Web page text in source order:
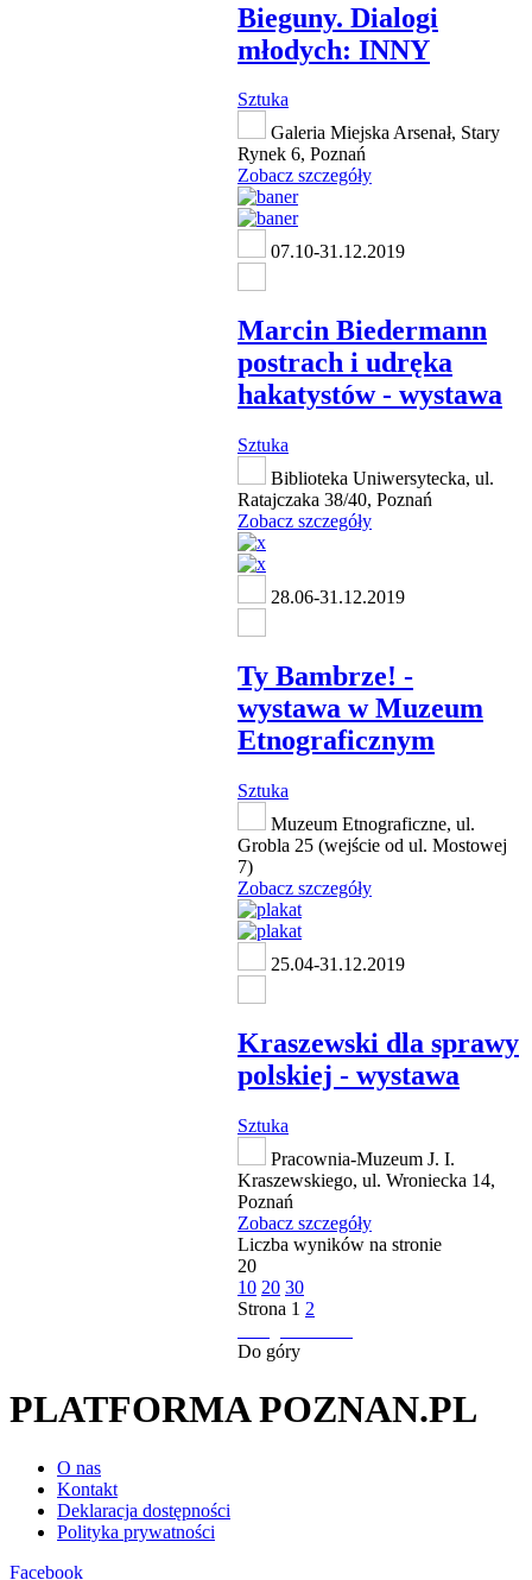
Bieguny. Dialogi
młodych: INNY
Sztuka
Galeria Miejska Arsenał, Stary
Rynek 6, Poznań
Zobacz szczegóły
07.10-31.12.2019
Marcin Biedermann
postrach i udręka
hakatystów - wystawa
Sztuka
Biblioteka Uniwersytecka, ul.
Ratajczaka 38/40, Poznań
Zobacz szczegóły
28.06-31.12.2019
Ty Bambrze! -
wystawa w Muzeum
Etnograficznym
Sztuka
Muzeum Etnograficzne, ul.
Grobla 25 (wejście od ul. Mostowej
7)
Zobacz szczegóły
25.04-31.12.2019
Kraszewski dla sprawy
polskiej - wystawa
Sztuka
Pracownia-Muzeum J. I.
Kraszewskiego, ul. Wroniecka 14,
Poznań
Zobacz szczegóły
Liczba wyników na stronie
20
10 20 30
Strona 1 2
Do góry
PLATFORMA POZNAN.PL
O nas
Kontakt
Deklaracja dostępności
Polityka prywatności
Facebook